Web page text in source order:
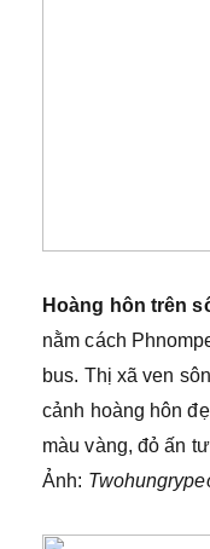
Hoàng hôn trên
nằm cách
bus. Thị xã ven
cảnh hoàng hôn
màu vàng, đỏ ấn
Ảnh: